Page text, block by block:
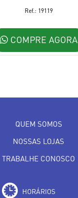
Ref.: 19119
COMPRE AGORA
QUEM SOMOS
NOSSAS LOJAS
TRABALHE CONOSCO
HORÁRIOS